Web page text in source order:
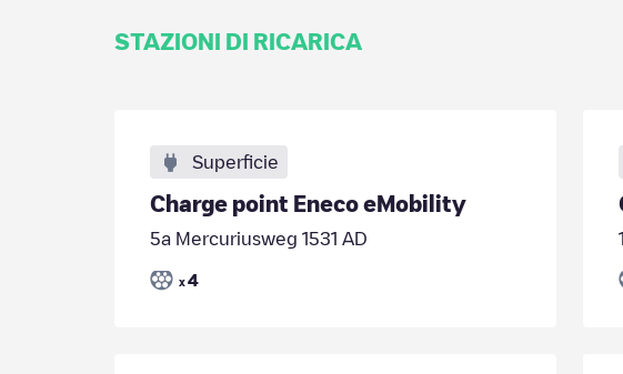
STAZIONI DI RICARICA
Superficie
Charge point Eneco eMobility
5a Mercuriusweg 1531 AD
x 4